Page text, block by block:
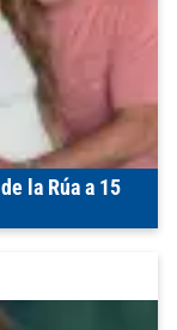
la Rúa a 15